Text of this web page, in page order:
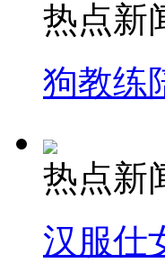
热点新
狗教练
热点新
汉服仕